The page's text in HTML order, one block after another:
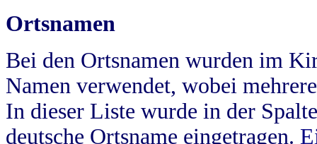
Ortsnamen
Bei den Ortsnamen wurden im
Namen verwendet, wobei
In dieser Liste wurde in der
deutsche Ortsname eingetragen.